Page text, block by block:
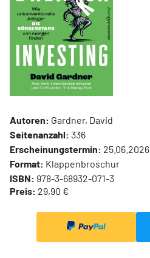
Autoren: Gardner, David
Seitenanzahl: 336
Erscheinungstermin: 25.06.2026
Format: Klappenbroschur
ISBN: 978-3-68932-071-3
Preis: 29,90 €